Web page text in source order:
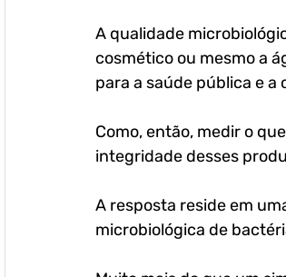
A qualidade
cosmético ou mesmo a
para a saúde pública e
Como, então, medir o
integridade desses
A resposta reside em
microbiológica de